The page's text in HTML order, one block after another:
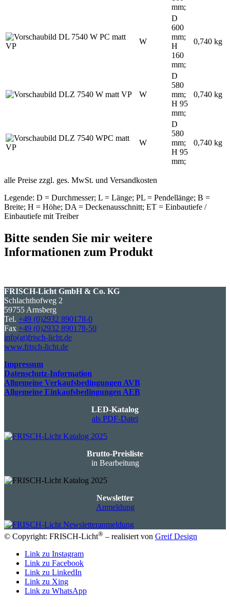
mm;
W
D
600
mm;
H
160
mm;
0,740 kg
W
D
580
mm;
H 95
mm;
0,740 kg
W
D
580
mm;
H 95
mm;
0,740 kg
alle Preise zzgl. ges. MwSt. und Versandkosten
Legende: D = Durchmesser; L = Länge; PL = Pendellänge; B =
Breite; H = Höhe; DA = Deckenausschnitt; ET = Einbautiefe /
Einbautiefe mit Treiber
Bitte senden Sie mir weitere
Informationen zum Produkt
FRISCH-Licht GmbH & Co. KG
Schlachthofweg 2
59755 Arnsberg
Tel. +49 (0)2932 890178-0
Fax +49 (0)2932 890178-50
info(at)frisch-licht.de
www.frisch-licht.de
Impressum
Datenschutz-Information
Allgemeine Verkaufsbedingungen AVB
Allgemeine Einkaufsbedingungen AEB
LED-Katalog
als PDF-Datei
Brutto-Preisliste
in Bearbeitung
Newsletter
Anmeldung
© Copyright: FRISCH-Licht® – realisiert von Greif Design
Link zu Instagram
Link zu Facebook
Link zu LinkedIn
Link zu Xing
Link zu WhatsApp